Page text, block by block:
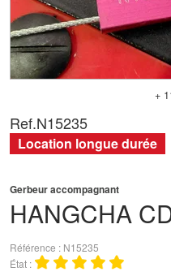
+
HANGCHA
Gerbeur accompagnant
Référence
N15235
État
Ref.N15235
Location longue durée